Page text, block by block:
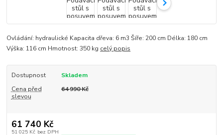
Ovládání: hydraulické Kapacita dřeva: 6 m3 Šíře: 200 cm Délka: 180 cm
Výška: 116 cm Hmotnost: 350 kg celý popis
Dostupnost
Skladem
Cena před
slevou
64 990 Kč
61 740 Kč
51 025 Kč bez DPH